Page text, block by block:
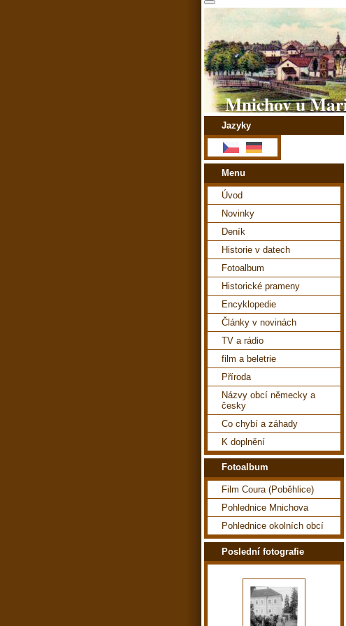
Mnichov u
Jazyky
Menu
Úvod
Novinky
Deník
Historie v datech
Fotoalbum
Historické prameny
Encyklopedie
Články v novinách
TV a rádio
film a beletrie
Příroda
Názvy obcí německy a
česky
Co chybí a záhady
K doplnění
Fotoalbum
Film Coura (Poběhlice)
Pohlednice Mnichova
Pohlednice okolních obcí
Poslední fotografie